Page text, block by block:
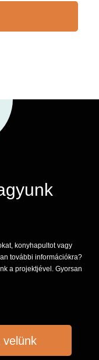
konyhapultot vagy
további információkra?
a projektjével. Gyorsan
velünk